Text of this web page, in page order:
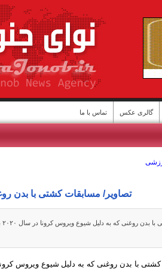
گالری عکس تماس با ما
تصاویر/ مسابقات کشتی با بدن